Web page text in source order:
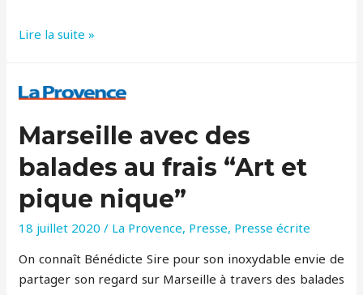
Elias
–
libanais
Lire la suite »
Marseille avec des
balades au frais “Art et
pique nique”
18 juillet 2020 / La Provence, Presse, Presse écrite
On connaît Bénédicte Sire pour son inoxydable envie de
partager son regard sur Marseille à travers des balades